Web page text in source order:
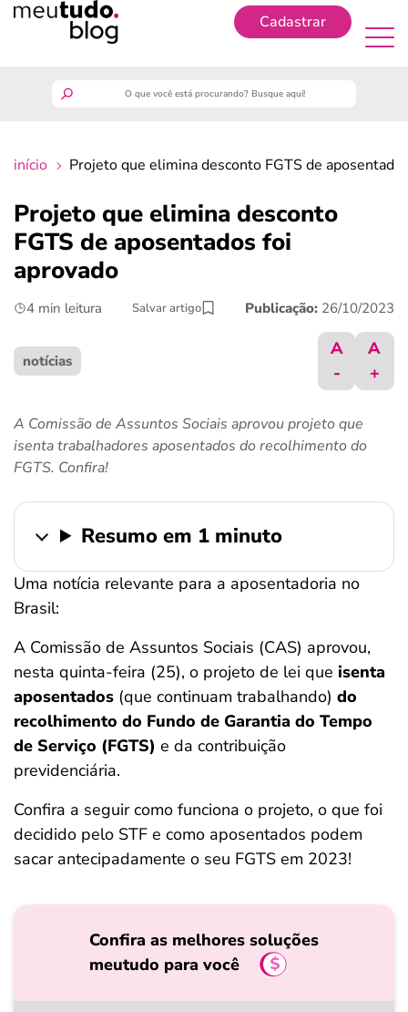
Cadastrar
finanças
benefícios
últimas notícias
ferramentas
início Projeto que elimina desconto FGTS de
Projeto que elimina desconto
FGTS de aposentados foi
aprovado
4 min leitura Salvar artigo Publicação: 26/10/2023
notícias
A
-
A
+
A Comissão de Assuntos Sociais aprovou projeto que
isenta trabalhadores aposentados do recolhimento do
FGTS. Confira!
Resumo em 1 minuto
Uma notícia relevante para a aposentadoria no
Brasil:
A Comissão de Assuntos Sociais (CAS) aprovou,
nesta quinta-feira (25), o projeto de lei que isenta
aposentados (que continuam trabalhando) do
recolhimento do Fundo de Garantia do Tempo
de Serviço (FGTS) e da contribuição
previdenciária.
Confira a seguir como funciona o projeto, o que foi
decidido pelo STF e como aposentados podem
sacar antecipadamente o seu FGTS em 2023!
Confira as melhores soluções
meutudo para você